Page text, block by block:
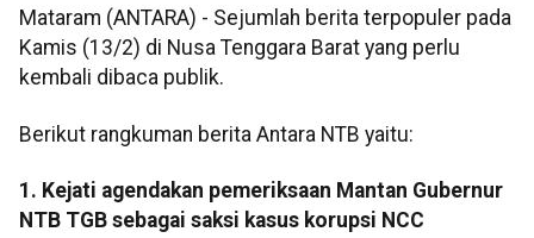
Mataram (ANTARA) - Sejumlah berita terpopuler pada
Kamis (13/2) di Nusa Tenggara Barat yang perlu
kembali dibaca publik.
Berikut rangkuman berita Antara NTB yaitu:
1. Kejati agendakan pemeriksaan Mantan Gubernur
NTB TGB sebagai saksi kasus korupsi NCC